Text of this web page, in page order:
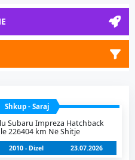
Shkup - Saraj
Subaru Impreza Hatchback
226404 km Në Shitje
2010 - Dizel 23.07.2026